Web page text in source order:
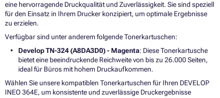
eine hervorragende Druckqualität und Zuverlässigkeit. Sie sind speziell
für den Einsatz in Ihrem Drucker konzipiert, um optimale Ergebnisse
zu erzielen.
Verfügbar sind unter anderem folgende Tonerkartuschen:
Develop TN-324 (A8DA3D0) - Magenta: Diese Tonerkartusche
bietet eine beeindruckende Reichweite von bis zu 26.000 Seiten,
ideal für Büros mit hohem Druckaufkommen.
Wählen Sie unsere kompatiblen Tonerkartuschen für Ihren DEVELOP
INEO 364E, um konsistente und zuverlässige Druckergebnisse